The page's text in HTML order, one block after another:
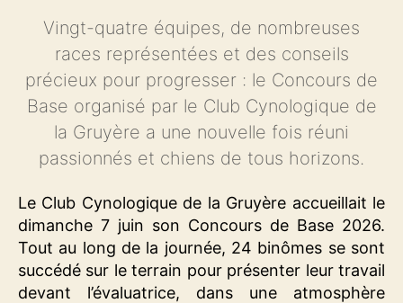
Vingt-quatre équipes, de nombreuses
races représentées et des conseils
précieux pour progresser : le Concours de
Base organisé par le Club Cynologique de
la Gruyère a une nouvelle fois réuni
passionnés et chiens de tous horizons.
Le Club Cynologique de la Gruyère accueillait le
dimanche 7 juin son Concours de Base 2026.
Tout au long de la journée, 24 binômes se sont
succédé sur le terrain pour présenter leur travail
devant l’évaluatrice, dans une atmosphère